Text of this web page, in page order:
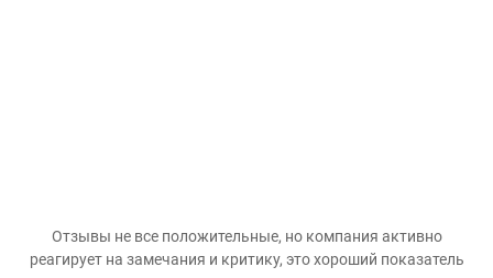
Отзывы не все положительные, но компания активно
реагирует на замечания и критику, это хороший показатель